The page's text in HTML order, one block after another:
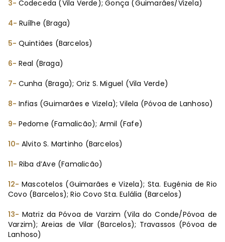
3- Codeceda (Vila Verde); Gonça (Guimarães/Vizela)
4- Ruílhe (Braga)
5- Quintiães (Barcelos)
6- Real (Braga)
7- Cunha (Braga); Oriz S. Miguel (Vila Verde)
8- Infias (Guimarães e Vizela); Vilela (Póvoa de Lanhoso)
9- Pedome (Famalicão); Armil (Fafe)
10- Alvito S. Martinho (Barcelos)
11- Riba d’Ave (Famalicão)
12-Mascotelos (Guimarães e Vizela); Sta. Eugénia de Rio
Covo (Barcelos); Rio Covo Sta. Eulália (Barcelos)
13- Matriz da Póvoa de Varzim (Vila do Conde/Póvoa de
Varzim); Areias de Vilar (Barcelos); Travassos (Póvoa de
Lanhoso)